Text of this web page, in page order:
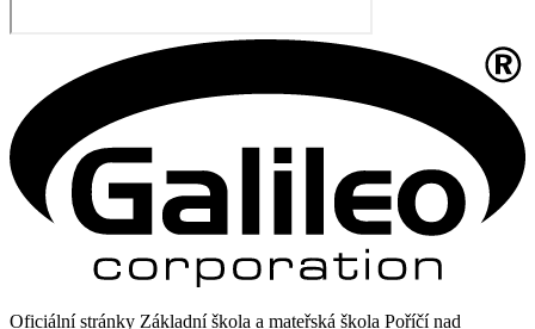
Oficiální stránky Základní škola a mateřská škola Poříčí nad